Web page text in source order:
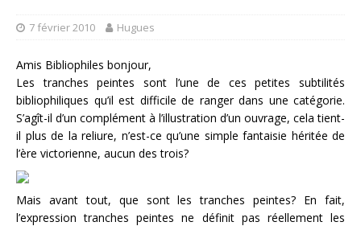
7 février 2010 Hugues
Amis Bibliophiles bonjour,
Les tranches peintes sont l’une de ces petites subtilités
bibliophiliques qu’il est difficile de ranger dans une catégorie.
S’agît-il d’un complément à l’illustration d’un ouvrage, cela tient-
il plus de la reliure, n’est-ce qu’une simple fantaisie héritée de
l’ère victorienne, aucun des trois?
Mais avant tout, que sont les tranches peintes? En fait,
l’expression tranches peintes ne définit pas réellement les